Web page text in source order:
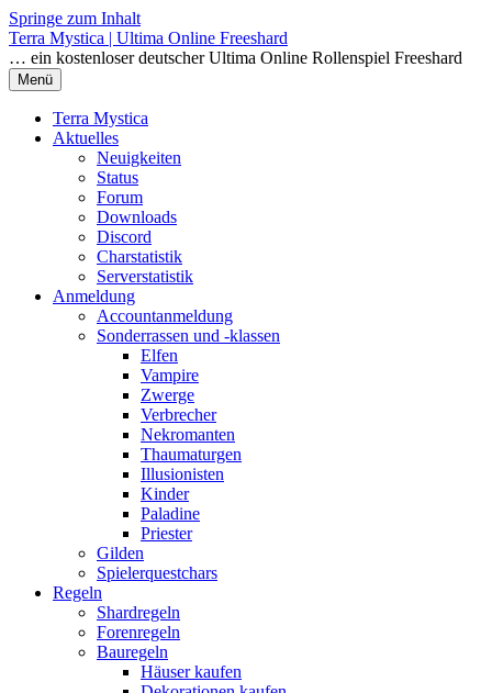
Springe zum Inhalt
Terra Mystica | Ultima Online Freeshard
… ein kostenloser deutscher Ultima Online Rollenspiel Freeshard
Menü
Terra Mystica
Aktuelles
Neuigkeiten
Status
Forum
Downloads
Discord
Charstatistik
Serverstatistik
Anmeldung
Accountanmeldung
Sonderrassen und -klassen
Elfen
Vampire
Zwerge
Verbrecher
Nekromanten
Thaumaturgen
Illusionisten
Kinder
Paladine
Priester
Gilden
Spielerquestchars
Regeln
Shardregeln
Forenregeln
Bauregeln
Häuser kaufen